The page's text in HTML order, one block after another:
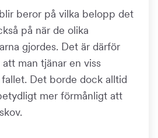
beror på vilka belopp det
på när de olika
gjordes. Det är därför
man tjänar en viss
Det borde dock alltid
mer förmånligt att